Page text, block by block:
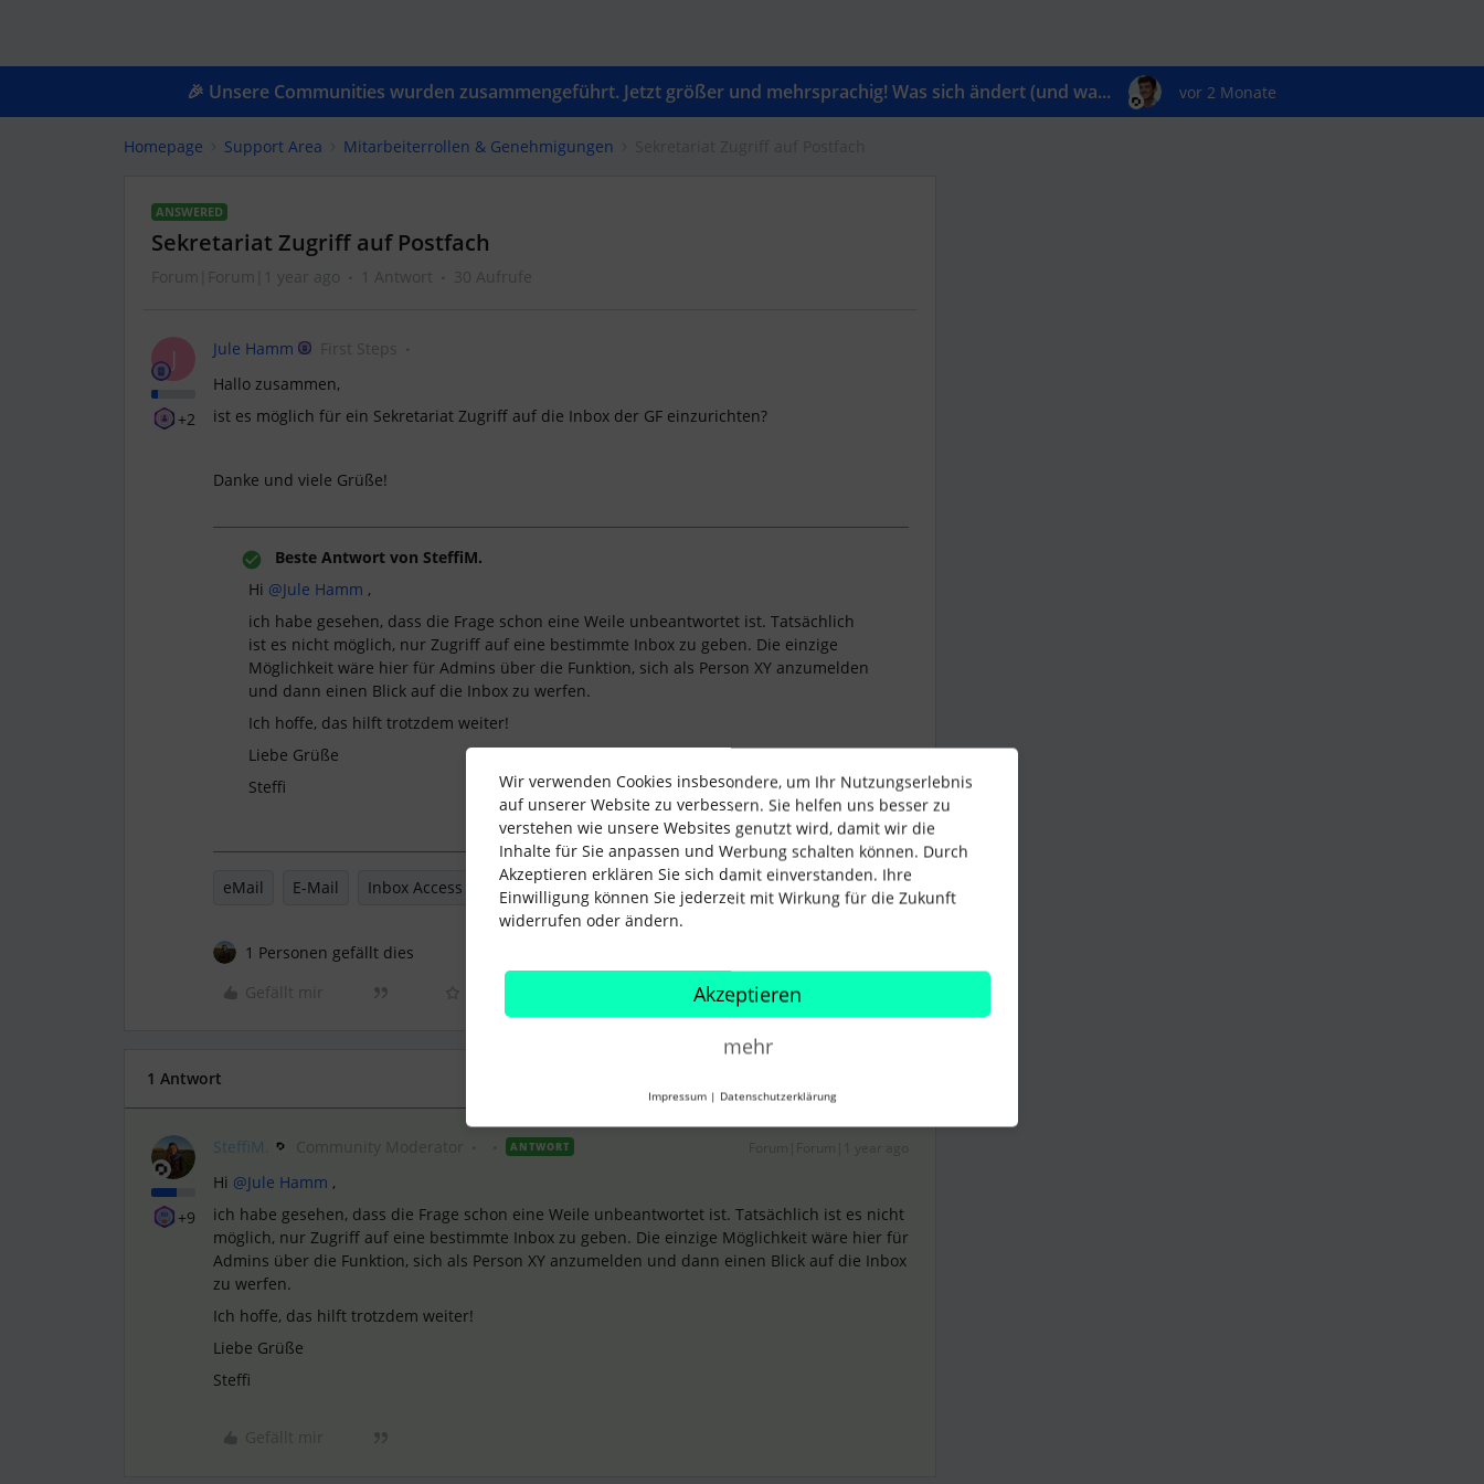
🎉 Unsere Communities wurden zusammengeführt. Jetzt größer und mehrsprachig! Was sich ändert (und wa... vor 2 Monate
Homepage Support Area Mitarbeiterrollen & Genehmigungen
ANSWERED
Sekretariat Zugriff auf Postfach
Forum|Forum|1 year ago 1 Antwort 30 Aufrufe
J
+2
Jule Hamm
First Steps
Hallo zusammen,
ist es möglich für ein Sekretariat Zugriff auf die Inbox der GF einzurichten?
Danke und viele Grüße!
Beste Antwort von SteffiM.
Hi ​ @Jule Hamm ,
ich habe gesehen, dass die Frage schon eine Weile unbeantwortet ist. Tatsächlich
ist es nicht möglich, nur Zugriff auf eine bestimmte Inbox zu geben. Die einzige
Möglichkeit wäre hier für Admins über die Funktion, sich als Person XY anzumelden
und dann einen Blick auf die Inbox zu werfen.
Ich hoffe, das hilft trotzdem weiter!
Liebe Grüße
Steffi
eMail E-Mail Inbox Access Secretariat
1 Personen gefällt dies
Gefällt mir
1 Antwort
+9
SteffiM. ANTWORT
Hi ​ @Jule Hamm ,
ich habe gesehen, dass die Frage schon eine Weile unbeantwortet ist. Tatsächlich ist es nicht
möglich, nur Zugriff auf eine bestimmte Inbox zu geben. Die einzige Möglichkeit wäre hier für
Admins über die Funktion, sich als Person XY anzumelden und dann einen Blick auf die Inbox
zu werfen.
Ich hoffe, das hilft trotzdem weiter!
Liebe Grüße
Steffi
Wir verwenden Cookies insbesondere, um Ihr Nutzungserlebnis
auf unserer Website zu verbessern. Sie helfen uns besser zu
verstehen wie unsere Websites genutzt wird, damit wir die
Inhalte für Sie anpassen und Werbung schalten können. Durch
Akzeptieren erklären Sie sich damit einverstanden. Ihre
Einwilligung können Sie jederzeit mit Wirkung für die Zukunft
widerrufen oder ändern.
Akzeptieren
mehr
Impressum | Datenschutzerklärung